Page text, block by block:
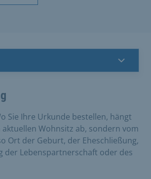
Sie Ihre Urkunde bestellen, hängt
Wohnsitz ab, sondern vom
Ort der Geburt, der Eheschließung,
der Lebenspartnerschaft oder des